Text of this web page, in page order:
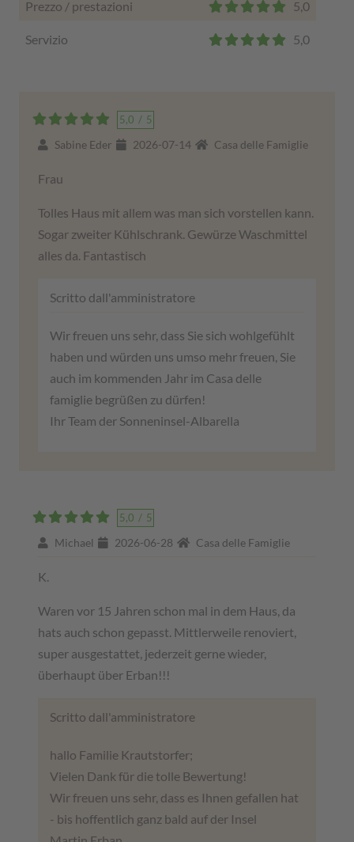
Prezzo / prestazioni 5,0
Servizio 5,0
5,0 / 5
Sabine Eder 2026-07-14 Casa delle Famiglie
Frau
Tolles Haus mit allem was man sich vorstellen kann.
Sogar zweiter Kühlschrank. Gewürze Waschmittel
alles da. Fantastisch
Scritto dall'amministratore
Wir freuen uns sehr, dass Sie sich wohlgefühlt
haben und würden uns umso mehr freuen, Sie
auch im kommenden Jahr im Casa delle
famiglie begrüßen zu dürfen!
Ihr Team der Sonneninsel-Albarella
5,0 / 5
Michael 2026-06-28 Casa delle Famiglie
K.
Waren vor 15 Jahren schon mal in dem Haus, da
hats auch schon gepasst. Mittlerweile renoviert,
super ausgestattet, jederzeit gerne wieder,
überhaupt über Erban!!!
Scritto dall'amministratore
hallo Familie Krautstorfer;
Vielen Dank für die tolle Bewertung!
Wir freuen uns sehr, dass es Ihnen gefallen hat
- bis hoffentlich ganz bald auf der Insel